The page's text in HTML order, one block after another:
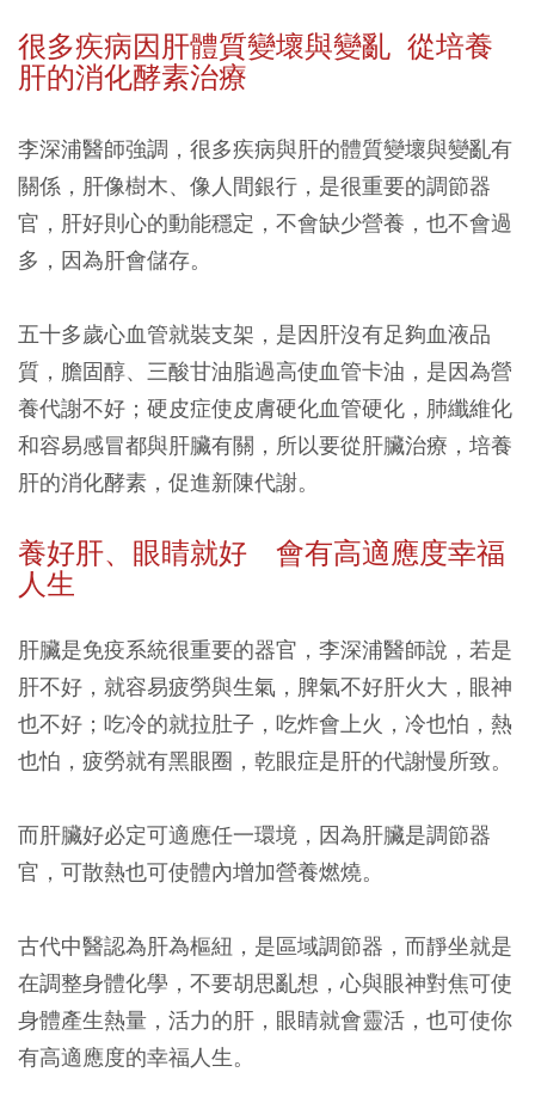
很多疾病因肝體質變壞與變亂 從培養
肝的消化酵素治療
李深浦醫師強調，很多疾病與肝的體質變壞與變亂有
關係，肝像樹木、像人間銀行，是很重要的調節器
官，肝好則心的動能穩定，不會缺少營養，也不會過
多，因為肝會儲存。
五十多歲心血管就裝支架，是因肝沒有足夠血液品
質，膽固醇、三酸甘油脂過高使血管卡油，是因為營
養代謝不好；硬皮症使皮膚硬化血管硬化，肺纖維化
和容易感冒都與肝臟有關，所以要從肝臟治療，培養
肝的消化酵素，促進新陳代謝。
養好肝、眼睛就好 會有高適應度幸福
人生
肝臟是免疫系統很重要的器官，李深浦醫師說，若是
肝不好，就容易疲勞與生氣，脾氣不好肝火大，眼神
也不好；吃冷的就拉肚子，吃炸會上火，冷也怕，熱
也怕，疲勞就有黑眼圈，乾眼症是肝的代謝慢所致。
而肝臟好必定可適應任一環境，因為肝臟是調節器
官，可散熱也可使體內增加營養燃燒。
古代中醫認為肝為樞紐，是區域調節器，而靜坐就是
在調整身體化學，不要胡思亂想，心與眼神對焦可使
身體產生熱量，活力的肝，眼睛就會靈活，也可使你
有高適應度的幸福人生。